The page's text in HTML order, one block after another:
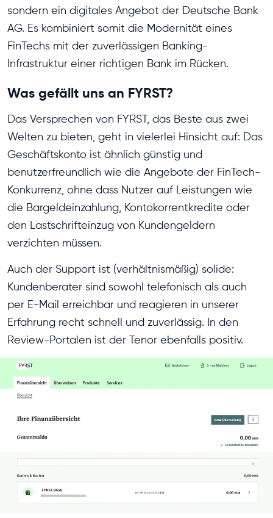
sondern ein digitales Angebot der Deutsche Bank
AG. Es kombiniert somit die Modernität eines
FinTechs mit der zuverlässigen Banking-
Infrastruktur einer richtigen Bank im Rücken.
Was gefällt uns an FYRST?
Das Versprechen von FYRST, das Beste aus zwei
Welten zu bieten, geht in vielerlei Hinsicht auf: Das
Geschäftskonto ist ähnlich günstig und
benutzerfreundlich wie die Angebote der FinTech-
Konkurrenz, ohne dass Nutzer auf Leistungen wie
die Bargeldeinzahlung, Kontokorrentkredite oder
den Lastschrifteinzug von Kundengeldern
verzichten müssen.
Auch der Support ist (verhältnismäßig) solide:
Kundenberater sind sowohl telefonisch als auch
per E-Mail erreichbar und reagieren in unserer
Erfahrung recht schnell und zuverlässig. In den
Review-Portalen ist der Tenor ebenfalls positiv.